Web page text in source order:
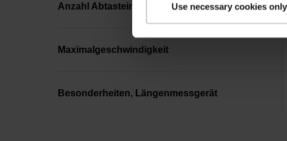
Use necessary cookies only
Anzahl Abtasteinheiten
Maximalgeschwindigkeit
Besonderheiten, Längenmessgerät